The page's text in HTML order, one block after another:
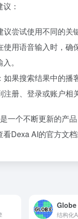
：
尝试使用不同的关
使用语音输入时，
。
如果搜索结果中的
册、登录或账户相
一个不断更新的产
Dexa AI的官方文
结构化